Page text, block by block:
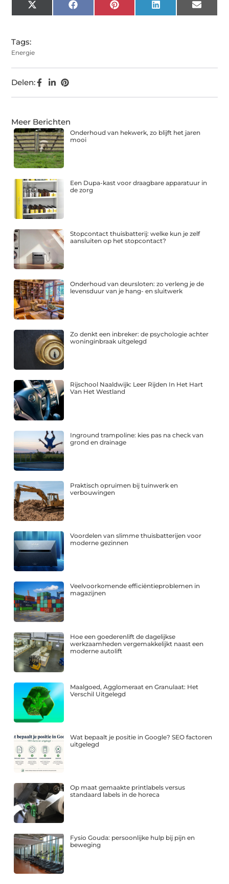
X
(Twitter)
Facebook Pinterest LinkedIn Email
Tags:
Energie
Delen:
Meer Berichten
Onderhoud van hekwerk, zo blijft het jaren
mooi
Een Dupa-kast voor draagbare apparatuur in
de zorg
Stopcontact thuisbatterij: welke kun je zelf
aansluiten op het stopcontact?
Onderhoud van deursloten: zo verleng je de
levensduur van je hang- en sluitwerk
Zo denkt een inbreker: de psychologie achter
woninginbraak uitgelegd
Rijschool Naaldwijk: Leer Rijden In Het Hart
Van Het Westland
Inground trampoline: kies pas na check van
grond en drainage
Praktisch opruimen bij tuinwerk en
verbouwingen
Voordelen van slimme thuisbatterijen voor
moderne gezinnen
Veelvoorkomende efficiëntieproblemen in
magazijnen
Hoe een goederenlift de dagelijkse
werkzaamheden vergemakkelijkt naast een
moderne autolift
Maalgoed, Agglomeraat en Granulaat: Het
Verschil Uitgelegd
Wat bepaalt je positie in Google? SEO factoren
uitgelegd
Op maat gemaakte printlabels versus
standaard labels in de horeca
Fysio Gouda: persoonlijke hulp bij pijn en
beweging